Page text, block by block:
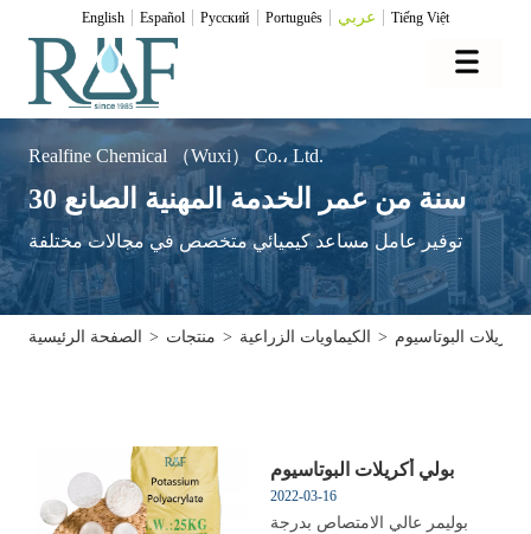
English Español Pусский Português عربي Tiếng Việt
Realfine Chemical （Wuxi） Co.، Ltd.
30 سنة من عمر الخدمة المهنية الصانع
توفير عامل مساعد كيميائي متخصص في مجالات مختلفة
الصفحة الرئيسية > منتجات > الكيماويات الزراعية > أكريلات البوتاسيوم
بولي أكريلات البوتاسيوم
2022-03-16
بوليمر عالي الامتصاص بدرجة